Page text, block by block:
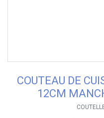
COUTEAU DE
12CM